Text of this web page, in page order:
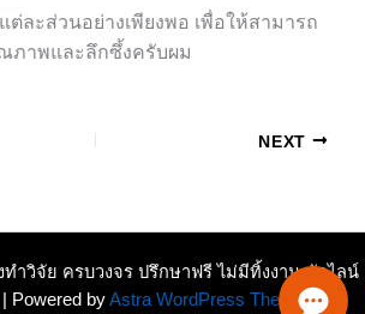
ต่ละส่วนอย่างเพียงพอ เพื่อให้สามารถ
ภาพและลึกซึ้งครับผม
NEXT
ทำวิจัย ครบวงจร ปรึกษาฟรี ไม่มีทิ้งงาน ทักไลน์
Powered byAstra WordPress Theme